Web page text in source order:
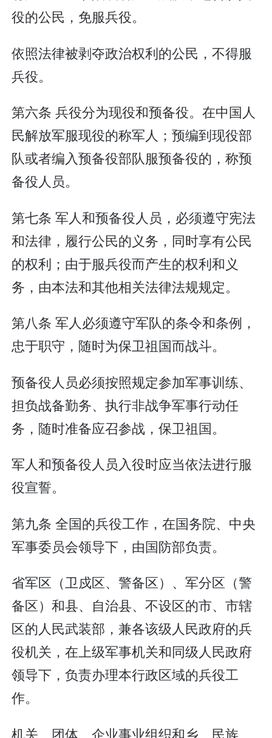
役的公民，免服兵役。
依照法律被剥夺政治权利的公民，不得服
兵役。
第六条 兵役分为现役和预备役。在中国人
民解放军服现役的称军人；预编到现役部
队或者编入预备役部队服预备役的，称预
备役人员。
第七条 军人和预备役人员，必须遵守宪法
和法律，履行公民的义务，同时享有公民
的权利；由于服兵役而产生的权利和义
务，由本法和其他相关法律法规规定。
第八条 军人必须遵守军队的条令和条例，
忠于职守，随时为保卫祖国而战斗。
预备役人员必须按照规定参加军事训练、
担负战备勤务、执行非战争军事行动任
务，随时准备应召参战，保卫祖国。
军人和预备役人员入役时应当依法进行服
役宣誓。
第九条 全国的兵役工作，在国务院、中央
军事委员会领导下，由国防部负责。
省军区（卫戍区、警备区）、军分区（警
备区）和县、自治县、不设区的市、市辖
区的人民武装部，兼各该级人民政府的兵
役机关，在上级军事机关和同级人民政府
领导下，负责办理本行政区域的兵役工
作。
机关、团体、企业事业组织和乡、民族